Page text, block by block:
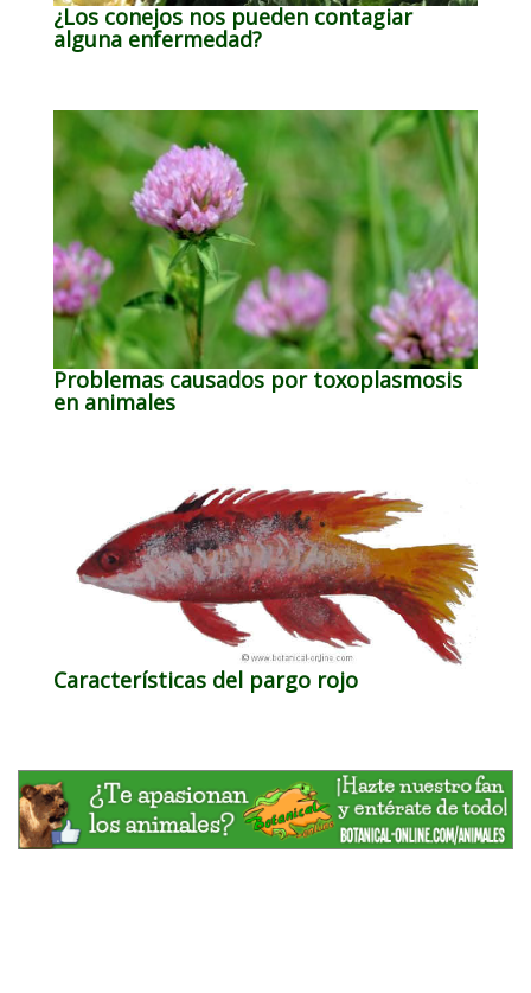
¿Los conejos nos pueden contagiar
alguna enfermedad?
Problemas causados por toxoplasmosis
en animales
Características del pargo rojo